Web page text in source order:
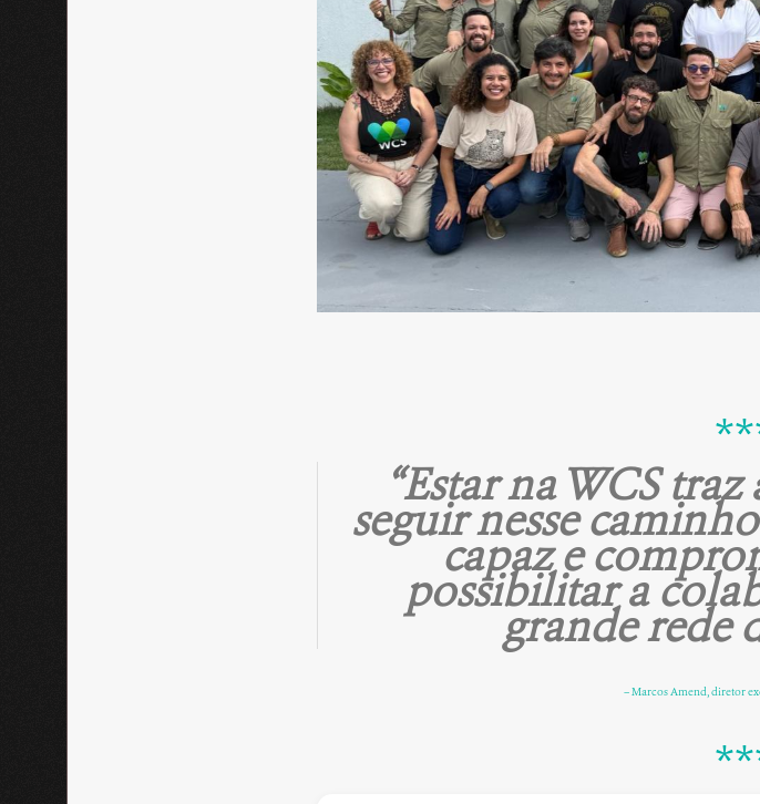
“Estar na WCS
seguir nesse
capaz e
possibilitar a
grande rede
– Marcos Amend, diretor